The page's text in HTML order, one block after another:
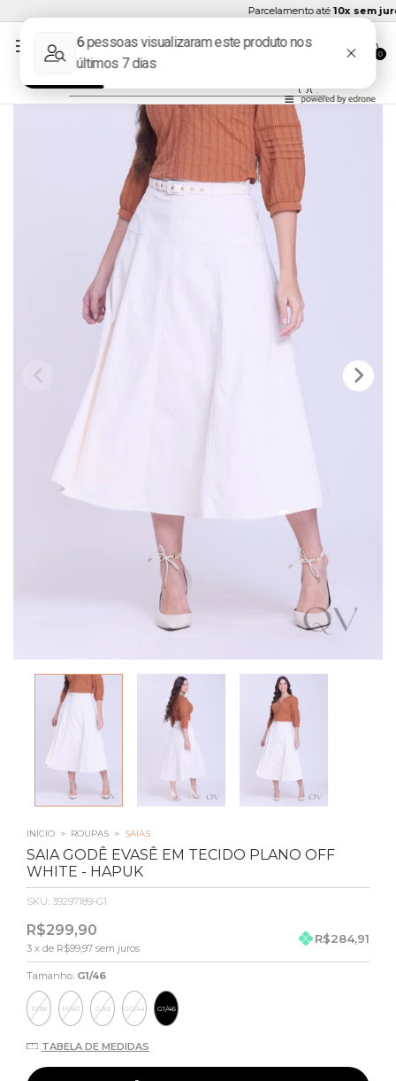
Parcelamento até10x sem juros
0
INÍCIO > ROUPAS > SAIAS
SAIA GODÊ EVASÊ EM TECIDO PLANO OFF
WHITE - HAPUK
SKU: 39297189-G1
R$299,90
3 x de R$99,97 sem juros
R$284,91
Tamanho: G1/46
P/38 M/40 G/42 GG/44 G1/46
TABELA DE MEDIDAS